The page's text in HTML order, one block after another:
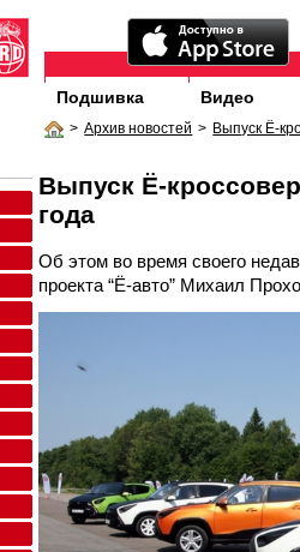
Подшивка Видео
> Архив новостей > Выпуск Ё-
Выпуск Ё-
года
Об этом во время своего
проекта “Ё-авто” Михаил